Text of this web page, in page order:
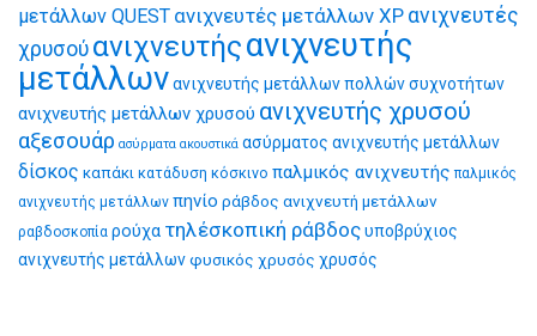
μετάλλων QUEST ανιχνευτές μετάλλων XP ανιχνευτές
χρυσού ανιχνευτήςανιχνευτής
μετάλλωνανιχνευτής μετάλλων πολλών συχνοτήτων
ανιχνευτής μετάλλων χρυσού ανιχνευτής χρυσού
αξεσουάρ ασύρματα ακουστικά ασύρματος ανιχνευτής μετάλλων
δίσκος καπάκι κατάδυση κόσκινο παλμικός ανιχνευτής παλμικός
ανιχνευτής μετάλλων πηνίο ράβδος ανιχνευτή μετάλλων
ραβδοσκοπία ρούχα τηλέσκοπική ράβδοςυποβρύχιος
ανιχνευτής μετάλλωνφυσικός χρυσός χρυσός